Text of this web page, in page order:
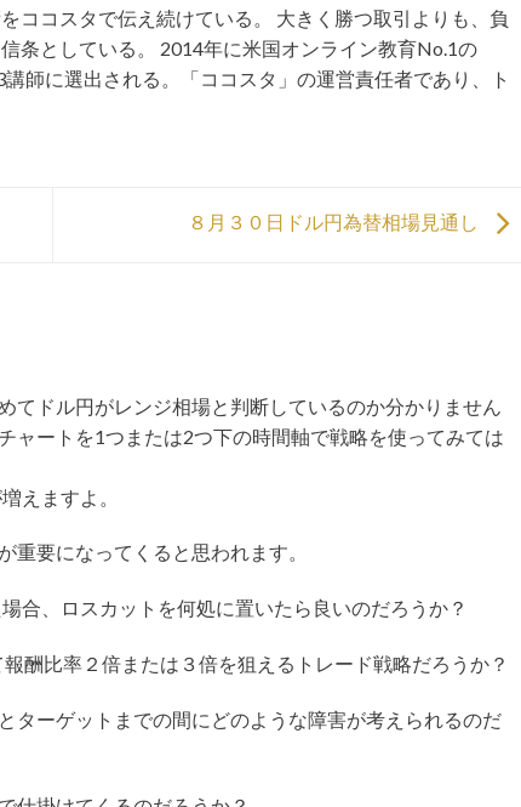
ココスタで伝え続けている。 大きく勝つ取引よりも、負
条としている。 2014年に米国オンライン教育No.1の
師に選出される。「ココスタ」の運営責任者であり、ト
８月３０日ドル円為替相場見通し
てドル円がレンジ相場と判断しているのか分かりません
ャートを1つまたは2つ下の時間軸で戦略を使ってみては
えますよ。
重要になってくると思われます。
合、ロスカットを何処に置いたら良いのだろうか？
酬比率２倍または３倍を狙えるトレード戦略だろうか？
ターゲットまでの間にどのような障害が考えられるのだ